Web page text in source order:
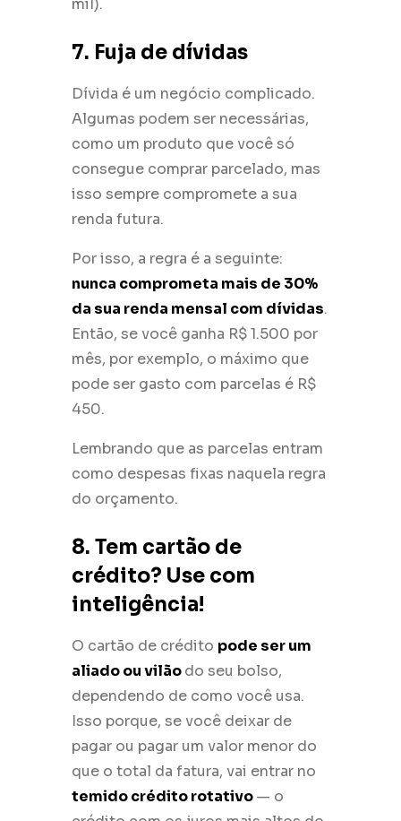
mil).
7. Fuja de dívidas
Dívida é um negócio complicado.
Algumas podem ser necessárias,
como um produto que você só
consegue comprar parcelado, mas
isso sempre compromete a sua
renda futura.
Por isso, a regra é a seguinte:
nunca comprometa mais de 30%
da sua renda mensal com dívidas.
Então, se você ganha R$ 1.500 por
mês, por exemplo, o máximo que
pode ser gasto com parcelas é R$
450.
Lembrando que as parcelas entram
como despesas fixas naquela regra
do orçamento.
8. Tem cartão de
crédito? Use com
inteligência!
O cartão de crédito pode ser um
aliado ou vilãodo seu bolso,
dependendo de como você usa.
Isso porque, se você deixar de
pagar ou pagar um valor menor do
que o total da fatura, vai entrar no
temido crédito rotativo— o